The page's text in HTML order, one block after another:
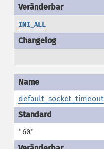
INI_ALL
default_socket_timeout
"60"